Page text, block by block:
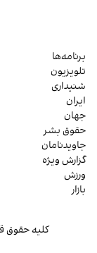
برنامه‌ها
تلویزیون
شنیداری
ایران
جهان
حقوق بشر
جاویدنامان
گزارش ویژه
ورزش
بازار
کلیه حقوق